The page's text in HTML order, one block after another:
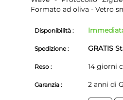
Formato ad oliva - Vetro
Disponibilità :
Spedizione : GRATIS
Reso : 14 giorni
Garanzia : 2 anni di